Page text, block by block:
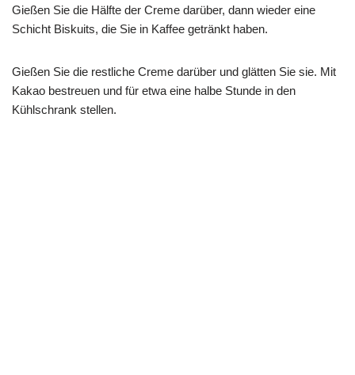
Gießen Sie die Hälfte der Creme darüber, dann wieder eine
Schicht Biskuits, die Sie in Kaffee getränkt haben.
Gießen Sie die restliche Creme darüber und glätten Sie sie. Mit
Kakao bestreuen und für etwa eine halbe Stunde in den
Kühlschrank stellen.